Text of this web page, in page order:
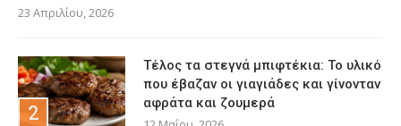
23 Απριλίου, 2026
Τέλος τα στεγνά μπιφτέκια: Το υλικό
που έβαζαν οι γιαγιάδες και γίνονταν
αφράτα και ζουμερά